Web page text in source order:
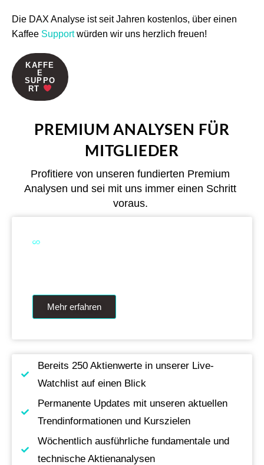
Die DAX Analyse ist seit Jahren kostenlos, über einen
Kaffee Supportwürden wir uns herzlich freuen!
KAFFE
E
SUPPO
RT
PREMIUM ANALYSEN FÜR
MITGLIEDER
Profitiere von unseren fundierten Premium
Analysen und sei mit uns immer einen Schritt
voraus.
Mehr erfahren
Bereits 250 Aktienwerte in unserer Live-
Watchlist auf einen Blick
Permanente Updates mit unseren aktuellen
Trendinformationen und Kurszielen
Wöchentlich ausführliche fundamentale und
technische Aktienanalysen